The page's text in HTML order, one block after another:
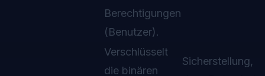
Berechtigungen
(Benutzer).
Verschlüsselt
die binären
Sicherstellung,